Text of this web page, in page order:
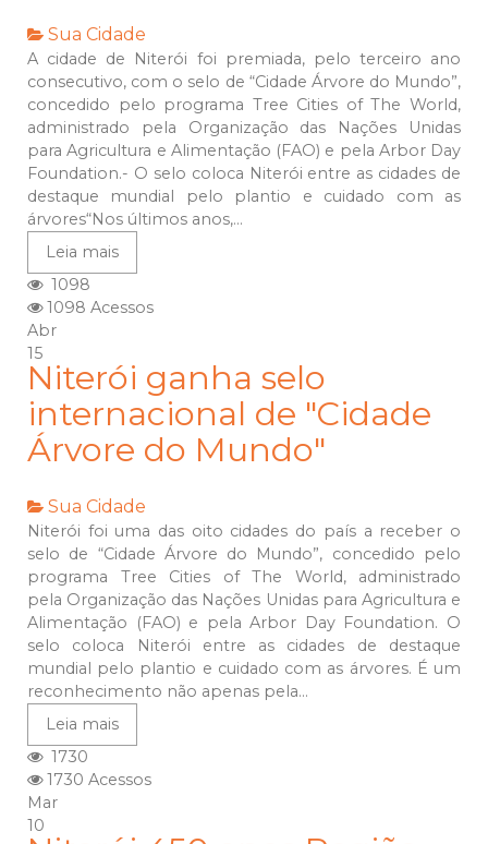
Sua Cidade
A cidade de Niterói foi premiada, pelo terceiro ano
consecutivo, com o selo de “Cidade Árvore do Mundo”,
concedido pelo programa Tree Cities of The World,
administrado pela Organização das Nações Unidas
para Agricultura e Alimentação (FAO) e pela Arbor Day
Foundation.- O selo coloca Niterói entre as cidades de
destaque mundial pelo plantio e cuidado com as
árvores“Nos últimos anos,...
Leia mais
1098
1098 Acessos
Abr
15
Niterói ganha selo
internacional de "Cidade
Árvore do Mundo"
Sua Cidade
Niterói foi uma das oito cidades do país a receber o
selo de “Cidade Árvore do Mundo”, concedido pelo
programa Tree Cities of The World, administrado
pela Organização das Nações Unidas para Agricultura e
Alimentação (FAO) e pela Arbor Day Foundation. O
selo coloca Niterói entre as cidades de destaque
mundial pelo plantio e cuidado com as árvores. É um
reconhecimento não apenas pela...
Leia mais
1730
1730 Acessos
Mar
10